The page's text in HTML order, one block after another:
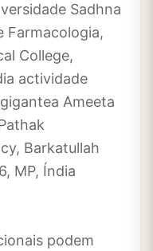
Sadhna
Farmacologia,
College,
actividade
Ameeta
Barkatullah
MP, Índia
podem